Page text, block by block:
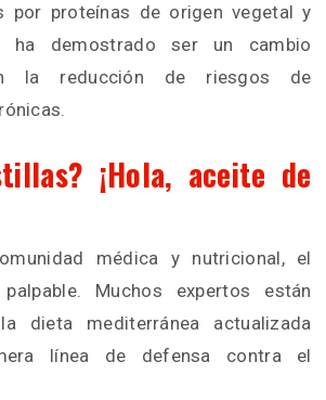
por proteínas de origen vegetal y
ha demostrado ser un cambio
la reducción de riesgos de
¡Hola, aceite de
médica y nutricional, el
Muchos expertos están
dieta mediterránea actualizada
línea de defensa contra el